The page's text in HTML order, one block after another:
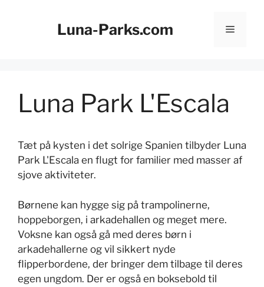
Luna-Parks.com Menu
Luna Park L'Escala
Tæt på kysten i det solrige Spanien tilbyder Luna
Park L'Escala en flugt for familier med masser af
sjove aktiviteter.
Børnene kan hygge sig på trampolinerne,
hoppeborgen, i arkadehallen og meget mere.
Voksne kan også gå med deres børn i
arkadehallerne og vil sikkert nyde
flipperbordene, der bringer dem tilbage til deres
egen ungdom. Der er også en boksebold til